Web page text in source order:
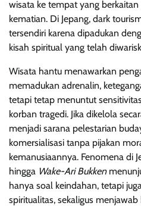
wisata ke tempat yang
kematian. Di Jepang, dark
tersendiri karena dipadukan
kisah spiritual yang telah
Wisata hantu menawarkan
memadukan adrenalin,
tetapi tetap menuntut
korban tragedi. Jika dikelola
menjadi sarana pelestarian
komersialisasi tanpa pijakan
kemanusiaannya. Fenomena di
hingga Wake-Ari Bukken
hanya soal keindahan, tetapi
spiritualitas, sekaligus